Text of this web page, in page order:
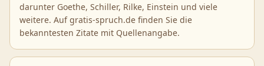
darunter Goethe, Schiller, Rilke, Einstein und viele
weitere. Auf gratis-spruch.de finden Sie die
bekanntesten Zitate mit Quellenangabe.